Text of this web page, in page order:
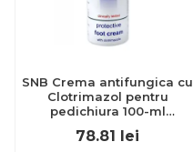
SNB Crema antifungica cu
Clotrimazol pentru
pedichiura 100-ml
78.81 lei